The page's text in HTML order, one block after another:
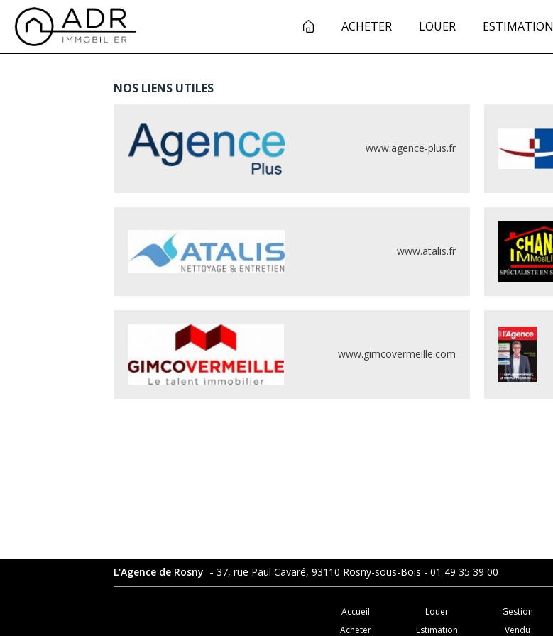
ACHETER LOUER ESTIMATION
NOS LIENS UTILES
www.agence-plus.fr
www.atalis.fr
www.gimcovermeille.com
L'Agence de Rosny - 37, rue Paul Cavaré, 93110 Rosny-sous-Bois - 01 49 35 39 00
Accueil
Acheter
Louer
Estimation
Gestion
Vendu